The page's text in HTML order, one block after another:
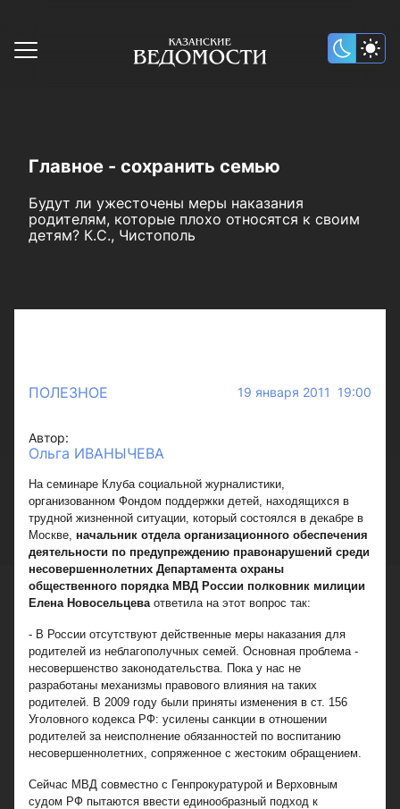
Главное - сохранить семью
Будут ли ужесточены меры наказания
родителям, которые плохо относятся к своим
детям? К.С., Чистополь
ПОЛЕЗНОЕ 19 января 2011 19:00
Автор:
Ольга ИВАНЫЧЕВА
На семинаре Клуба социальной журналистики,
организованном Фондом поддержки детей, находящихся в
трудной жизненной ситуации, который состоялся в декабре в
Москве, начальник отдела организационного обеспечения
деятельности по предупреждению правонарушений среди
несовершеннолетних Департамента охраны
общественного порядка МВД России полковник милиции
Елена Новосельцеваответила на этот вопрос так:
- В России отсутствуют действенные меры наказания для
родителей из неблагополучных семей. Основная проблема -
несовершенство законодательства. Пока у нас не
разработаны механизмы правового влияния на таких
родителей. В 2009 году были приняты изменения в ст. 156
Уголовного кодекса РФ: усилены санкции в отношении
родителей за неисполнение обязанностей по воспитанию
несовершеннолетних, сопряженное с жестоким обращением.
Сейчас МВД совместно с Генпрокуратурой и Верховным
судом РФ пытаются ввести единообразный подход к